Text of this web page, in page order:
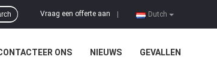
Dutch
Vraag een offerte aan
ONS NIEUWS GEVALLEN